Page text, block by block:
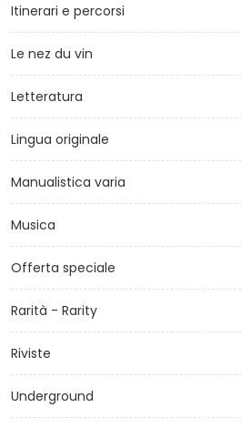
Itinerari e percorsi
Le nez du vin
Letteratura
Lingua originale
Manualistica varia
Musica
Offerta speciale
Rarità - Rarity
Riviste
Underground